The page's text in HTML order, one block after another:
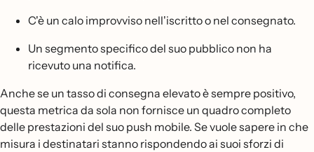
C'è un calo improvviso nell'iscritto o nel consegnato.
Un segmento specifico del suo pubblico non ha
ricevuto una notifica.
Anche se un tasso di consegna elevato è sempre positivo,
questa metrica da sola non fornisce un quadro completo
delle prestazioni del suo push mobile. Se vuole sapere in che
misura i destinatari stanno rispondendo ai suoi sforzi di